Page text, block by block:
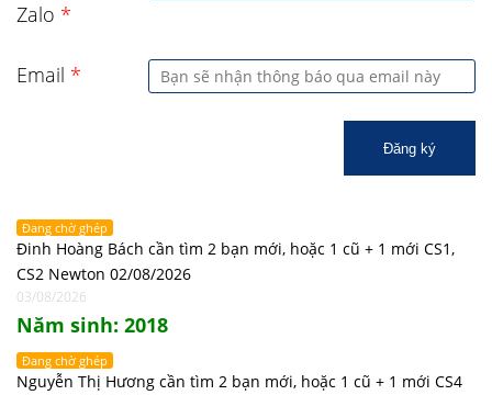
Zalo *
Email *
Đăng ký
Đang chờ ghép
Đinh Hoàng Bách cần tìm 2 bạn mới, hoặc 1 cũ + 1 mới CS1,
CS2 Newton 02/08/2026
03/08/2026
Năm sinh: 2018
Đang chờ ghép
Nguyễn Thị Hương cần tìm 2 bạn mới, hoặc 1 cũ + 1 mới CS4